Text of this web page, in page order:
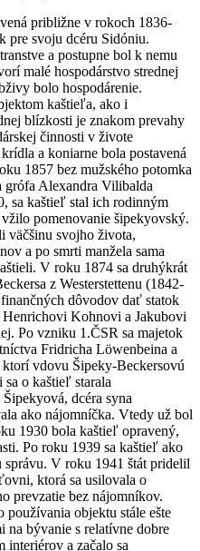
približne v rokoch 1836-
pre svoju dcéru Sidóniu.
a postupne bol k nemu
malé hospodárstvo strednej
bolo hospodárenie.
kaštieľa, ako i
blízkosti je znakom prevahy
činnosti v živote
a koniarne bola postavená
1857 bez mužského potomka
grófa Alexandra Vilibalda
sa kaštieľ stal ich rodinným
pomenovanie šipekyovský.
väčšinu svojho života,
a po smrti manžela sama
V roku 1874 sa druhýkrát
z Westerstettenu (1842-
dôvodov dať statok
Kohnovi a Jakubovi
Po vzniku 1.ČSR sa majetok
Fridricha Löwenbeina a
vdovu Šipeky-Beckersovú
o kaštieľ starala
dcéra syna
ako nájomníčka. Vtedy už bol
1930 bola kaštieľ opravený,
Po roku 1939 sa kaštieľ ako
správu. V roku 1941 štát pridelil
ktorá sa usilovala o
prevzatie bez nájomníkov.
objektu stále ešte
bývanie s relatívne dobre
interiérov a začalo sa